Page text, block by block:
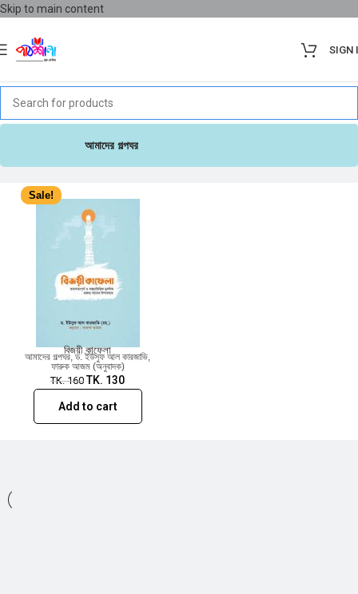
Skip to main content
SIGN
আমাদের গল্পঘর
Sale!
বিজয়ী কাফেলা
আমাদের গল্পঘর,ড. ইউসুফ আল কারজাভি,
ফারুক আজম (অনুবাদক)
TK.160 TK. 130
Add to cart